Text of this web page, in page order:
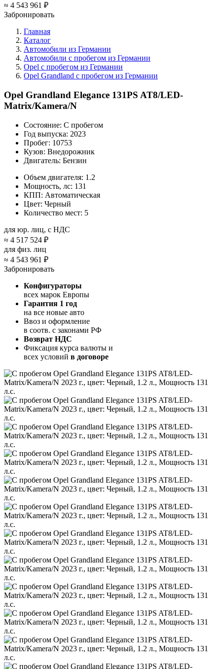
≈ 4 543 961 ₽
Забронировать
Главная
Каталог
Автомобили из Германии
Автомобили с пробегом из Германии
Opel с пробегом из Германии
Opel Grandland с пробегом из Германии
Opel Grandland Elegance 131PS AT8/LED-
Matrix/Kamera/N
Состояние: С пробегом
Год выпуска: 2023
Пробег: 10753
Кузов: Внедорожник
Двигатель: Бензин
Объем двигателя: 1.2
Мощность, лс: 131
КПП: Автоматическая
Цвет: Черный
Количество мест: 5
для юр. лиц, с НДС
≈ 4 517 524 ₽
для физ. лиц
≈ 4 543 961 ₽
Забронировать
Конфигураторы
всех марок Европы
Гарантия 1 год
на все новые авто
Ввоз и оформление
в соотв. с законами РФ
Возврат НДС
Фиксация курса валюты и
всех условий в договоре